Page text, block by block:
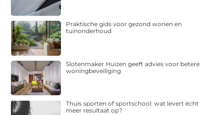
Praktische gids voor gezond wonen en
tuinonderhoud
Slotenmaker Huizen geeft advies voor betere
woningbeveiliging
Thuis sporten of sportschool: wat levert écht
meer resultaat op?